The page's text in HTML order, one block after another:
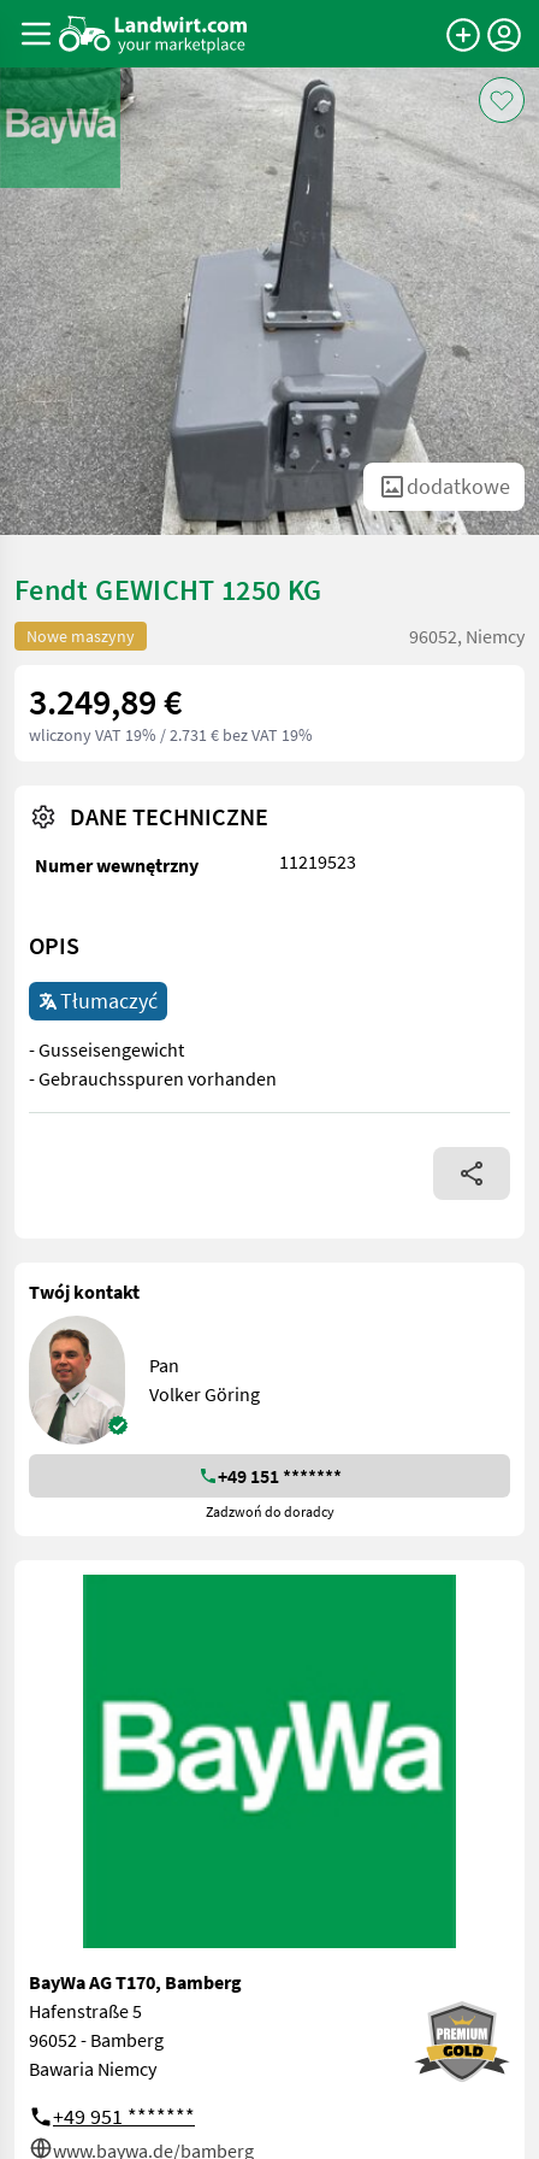
dodatkowe
Fendt GEWICHT 1250 KG
Nowe maszyny 96052, Niemcy
3.249,89 €
wliczony VAT 19% / 2.731 € bez VAT 19%
DANE TECHNICZNE
Numer wewnętrzny 11219523
OPIS
Tłumaczyć
- Gusseisengewicht
- Gebrauchsspuren vorhanden
- Gusseisengewicht - Gebrauchsspuren vorhanden
Twój kontakt
Pan
Volker Göring
+49 151 *******
Zadzwoń do doradcy
BayWa AG T170, Bamberg
Hafenstraße 5
96052 - Bamberg
Bawaria Niemcy
+49 951 *******
www.baywa.de/bamberg